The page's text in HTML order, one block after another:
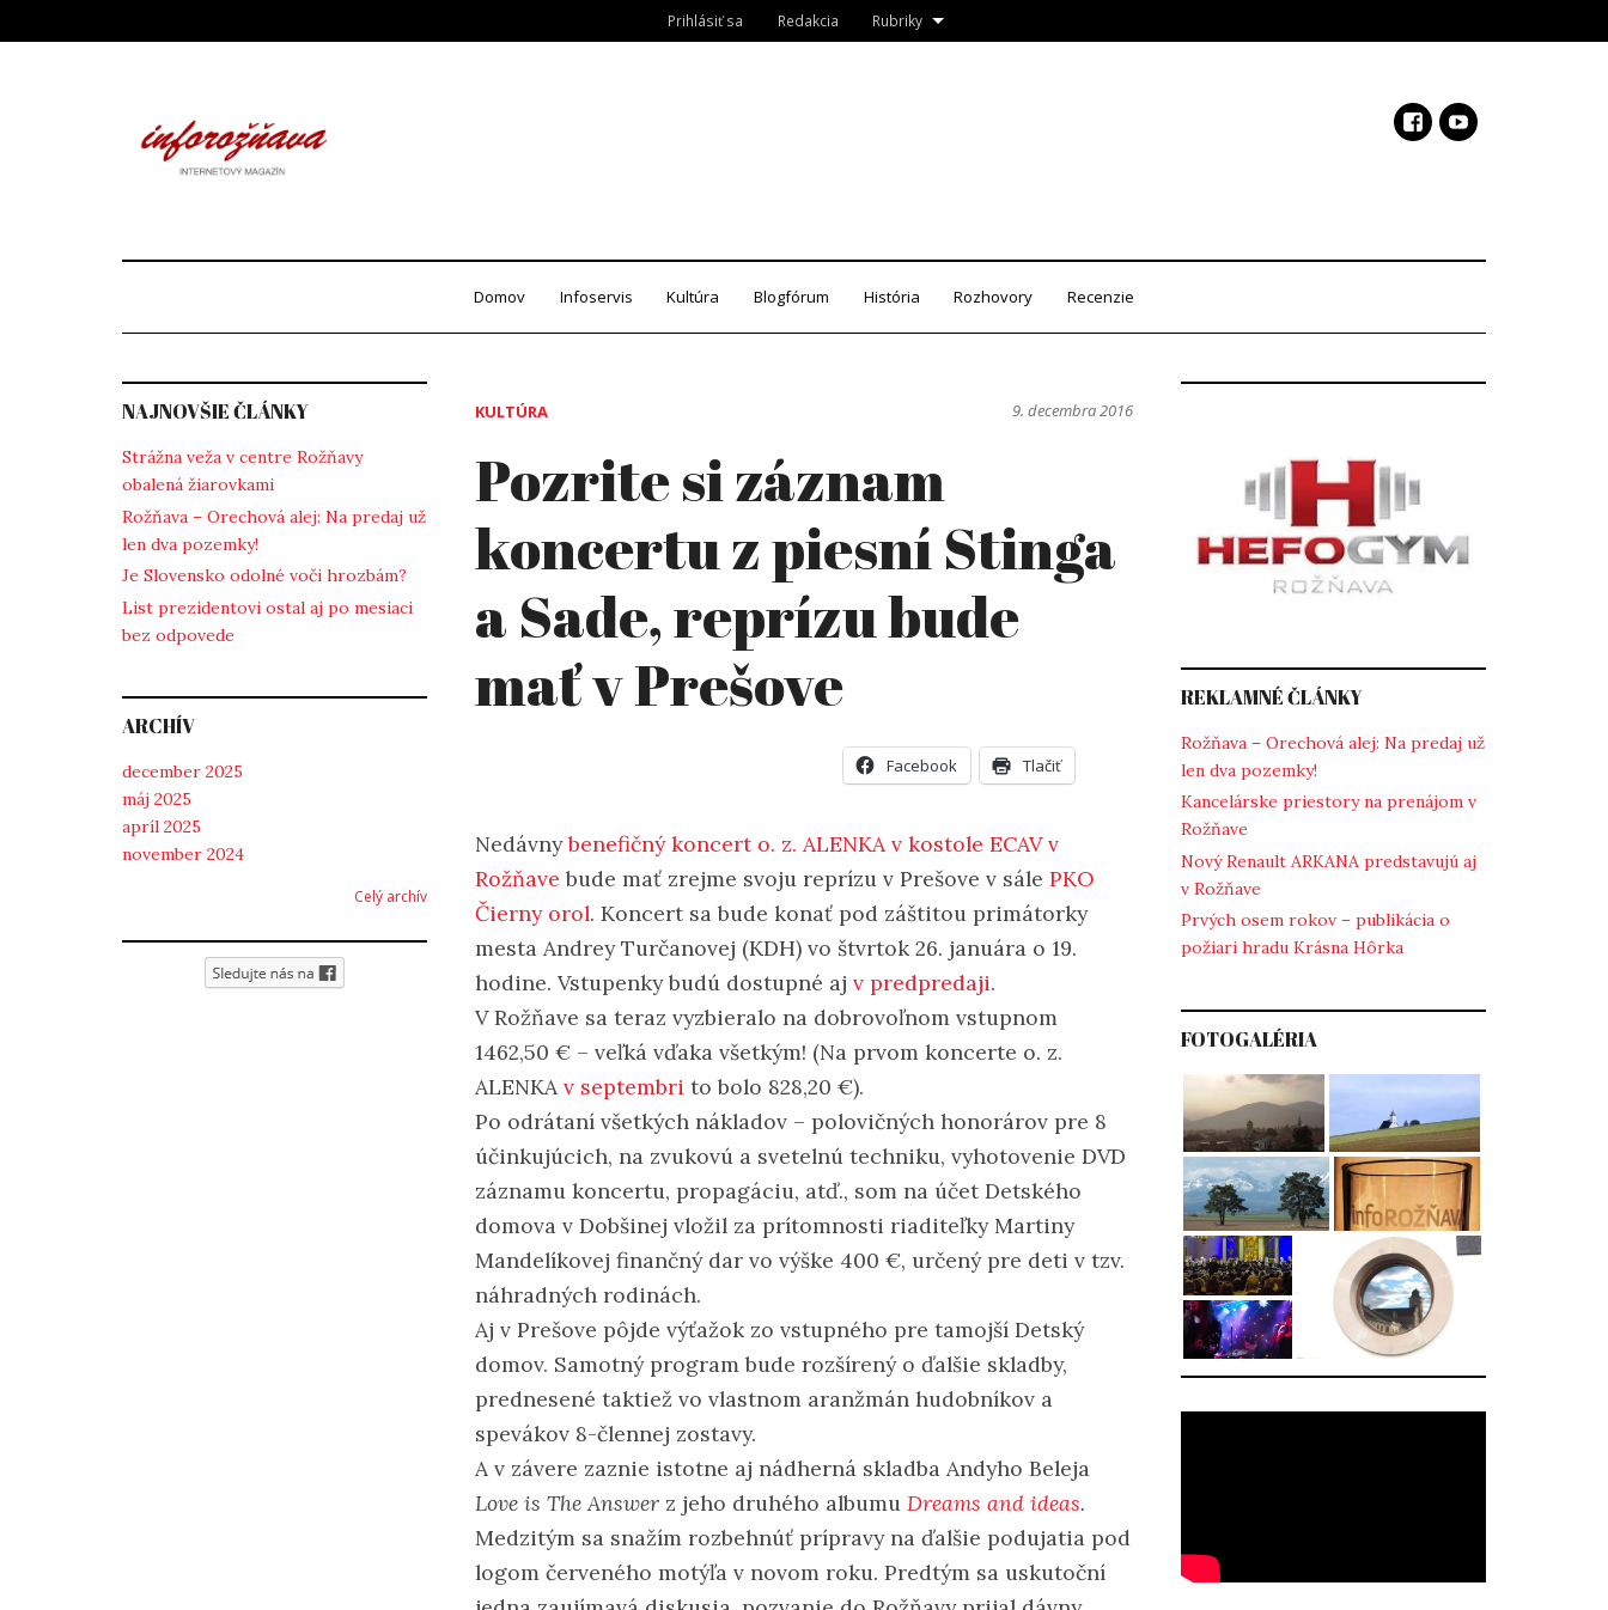
to
Prihlásiť sa Redakcia Rubriky
Domov Infoservis Kultúra Blogfórum História Rozhovory Recenzie
KULTÚRA 9. decembra 2016
Pozrite si záznam
koncertu z piesní Stinga
a Sade, reprízu bude
mať v Prešove
Facebook Tlačiť
Nedávnybenefičný koncert o. z. ALENKA v kostole ECAV v
Rožňave bude mať zrejme svoju reprízu v Prešove v sále PKO
Čierny orol. Koncert sa bude konať pod záštitou primátorky
mesta Andrey Turčanovej (KDH) vo štvrtok 26. januára o 19.
hodine. Vstupenky budú dostupné aj v predpredaji.
V Rožňave sa teraz vyzbieralo na dobrovoľnom vstupnom
1462,50 € – veľká vďaka všetkým! (Na prvom koncerte o. z.
ALENKAv septembri to bolo 828,20 €).
Po odrátaní všetkých nákladov – polovičných honorárov pre 8
účinkujúcich, na zvukovú a svetelnú techniku, vyhotovenie DVD
záznamu koncertu, propagáciu, atď., som na účet Detského
domova v Dobšinej vložil za prítomnosti riaditeľky Martiny
Mandelíkovej finančný dar vo výške 400 €, určený pre deti v tzv.
náhradných rodinách.
Aj v Prešove pôjde výťažok zo vstupného pre tamojší Detský
domov. Samotný program bude rozšírený o ďalšie skladby,
prednesené taktiež vo vlastnom aranžmán hudobníkov a
spevákov 8-člennej zostavy.
A v závere zaznie istotne aj nádherná skladba Andyho Beleja
Love is The Answer z jeho druhého albumu Dreams and ideas.
Medzitým sa snažím rozbehnúť prípravy na ďalšie podujatia pod
logom červeného motýľa v novom roku. Predtým sa uskutoční
NAJNOVŠIE ČLÁNKY
Strážna veža v centre Rožňavy
obalená žiarovkami
Rožňava – Orechová alej: Na predaj už
len dva pozemky!
Je Slovensko odolné voči hrozbám?
List prezidentovi ostal aj po mesiaci
bez odpovede
ARCHÍV
december 2025
máj 2025
apríl 2025
november 2024
Celý archív
REKLAMNÉ ČLÁNKY
Rožňava – Orechová alej: Na predaj už
len dva pozemky!
Kancelárske priestory na prenájom v
Rožňave
Nový Renault ARKANA predstavujú aj
v Rožňave
Prvých osem rokov – publikácia o
požiari hradu Krásna Hôrka
FOTOGALÉRIA